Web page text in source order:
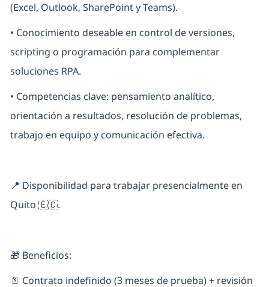
(Excel, Outlook, SharePoint y Teams).
• Conocimiento deseable en control de versiones,
scripting o programación para complementar
soluciones RPA.
• Competencias clave: pensamiento analítico,
orientación a resultados, resolución de problemas,
trabajo en equipo y comunicación efectiva.
📍 Disponibilidad para trabajar presencialmente en
Quito 🇪🇨.
🎁 Beneficios:
📄 Contrato indefinido (3 meses de prueba) + revisión